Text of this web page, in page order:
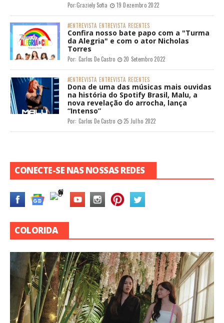
Por:Graziely Sofia 19 Dezembro 2022
#ENTREVISTA ENTREVISTA RECENTES
Confira nosso bate papo com a "Turma
da Alegria" e com o ator Nicholas
Torres
Por: Carlos De Castro 20 Setembro 2022
#ENTREVISTA ENTREVISTA RECENTES
Dona de uma das músicas mais ouvidas
na história do Spotify Brasil, Malu, a
nova revelação do arrocha, lança
“Intenso”
Por: Carlos De Castro 25 Julho 2022
CONECTE-SE NAS NOSSAS REDES
COLORIDA